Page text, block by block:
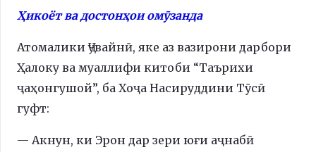
Ҳикоёт ва достонҳои омӯзанда
Атомалики Ҷувайнӣ, яке аз вазирони дарбори
Ҳалоку ва муаллифи китоби “Таърихи
ҷаҳонгушой”, ба Хоҷа Насируддини Тӯcӣ
гуфт:
— Акнун, ки Эрон дар зери юғи аҷнабӣ